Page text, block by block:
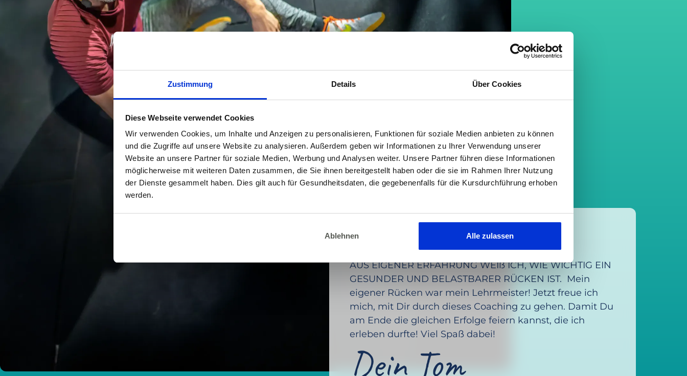
Zustimmung Details Über Cookies
Diese Webseite verwendet Cookies
Wir verwenden Cookies, um Inhalte und Anzeigen zu personalisieren, Funktionen für soziale Medien anbieten zu können
und die Zugriffe auf unsere Website zu analysieren. Außerdem geben wir Informationen zu Ihrer Verwendung unserer
Website an unsere Partner für soziale Medien, Werbung und Analysen weiter. Unsere Partner führen diese Informationen
möglicherweise mit weiteren Daten zusammen, die Sie ihnen bereitgestellt haben oder die sie im Rahmen Ihrer Nutzung
der Dienste gesammelt haben. Dies gilt auch für Gesundheitsdaten, die gegebenenfalls für die Kursdurchführung erhoben
werden.
Ablehnen Alle zulassen
DEIN COACH
Tom Dederichs
AUS EIGENER ERFAHRUNG WEIß ICH, WIE WICHTIG EIN
GESUNDER UND BELASTBARER RÜCKEN IST. Mein
eigener Rücken war mein Lehrmeister! Jetzt freue ich
mich, mit Dir durch dieses Coaching zu gehen. Damit Du
am Ende die gleichen Erfolge feiern kannst, die ich
erleben durfte! Viel Spaß dabei!
Dein Tom